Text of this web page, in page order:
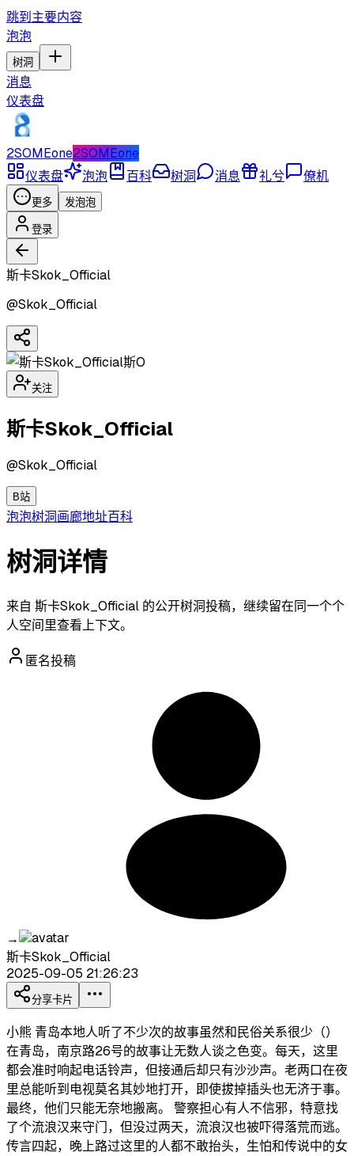
跳到主要内容
泡泡
树洞
消息
仪表盘
2SOMEone2SOMEone
仪表盘
泡泡 百科 树洞 消息 礼兮 僚机
更多 发泡泡
登录
斯卡Skok_Official
@Skok_Official
斯O
关注
斯卡Skok_Official
@Skok_Official
B站
泡泡树洞画廊地址百科
树洞详情
来自 斯卡Skok_Official 的公开树洞投稿，继续留在同一个个
人空间里查看上下文。
匿名投稿
→
斯卡Skok_Official
2025-09-05 21:26:23
分享卡片
小熊 青岛本地人听了不少次的故事虽然和民俗关系很少（）
在青岛，南京路26号的故事让无数人谈之色变。每天，这里
都会准时响起电话铃声，但接通后却只有沙沙声。老两口在夜
里总能听到电视莫名其妙地打开，即使拔掉插头也无济于事。
最终，他们只能无奈地搬离。 警察担心有人不信邪，特意找
了个流浪汉来守门，但没过两天，流浪汉也被吓得落荒而逃。
传言四起，晚上路过这里的人都不敢抬头，生怕和传说中的女